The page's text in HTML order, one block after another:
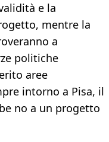
e la
mentre la
a
politiche
aree
intorno a Pisa, il
no a un progetto